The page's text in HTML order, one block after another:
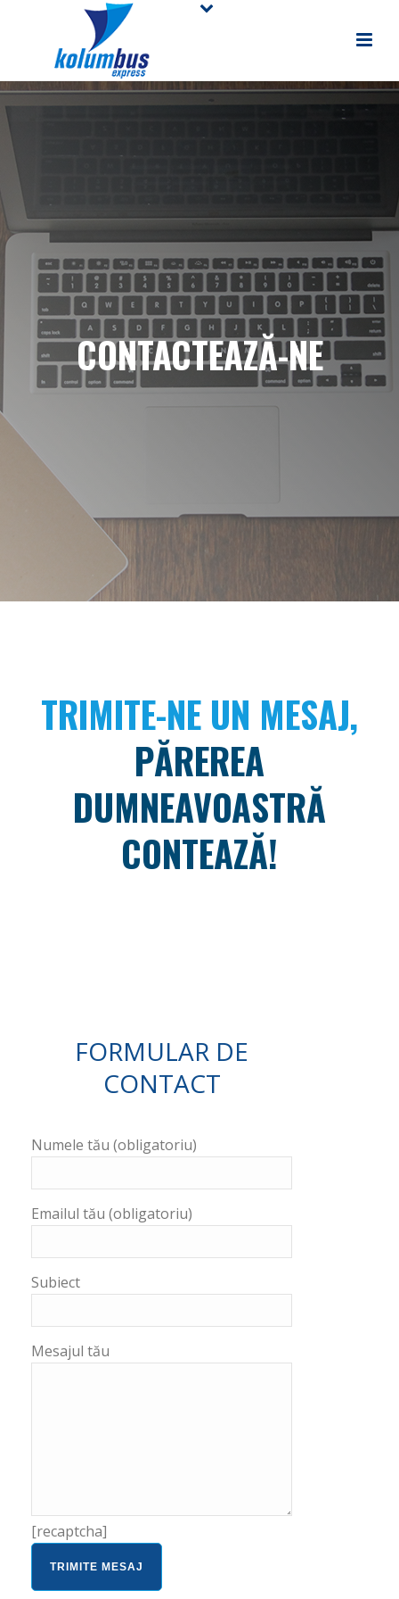
CONTACTEAZĂ-NE
TRIMITE-NE UN MESAJ,
PĂREREA
DUMNEAVOASTRĂ
CONTEAZĂ!
FORMULAR DE
CONTACT
Numele tău (obligatoriu)
Emailul tău (obligatoriu)
Subiect
Mesajul tău
[recaptcha]